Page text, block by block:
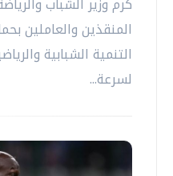
المنقذين والعاملين
لسرعة...